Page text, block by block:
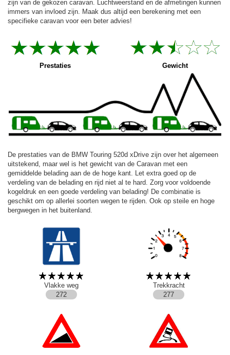
zijn van de gekozen caravan. Luchtweerstand en de afmetingen kunnen
immers van invloed zijn. Maak dus altijd een berekening met een
specifieke caravan voor een beter advies!
Prestaties Gewicht
De prestaties van de BMW Touring 520d xDrive zijn over het algemeen
uitstekend, maar wel is het gewicht van de Caravan met een
gemiddelde belading aan de de hoge kant. Let extra goed op de
verdeling van de belading en rijd niet al te hard. Zorg voor voldoende
kogeldruk en een goede verdeling van belading! De combinatie is
geschikt om op allerlei soorten wegen te rijden. Ook op steile en hoge
bergwegen in het buitenland.
Vlakke weg
Trekkracht
272
277